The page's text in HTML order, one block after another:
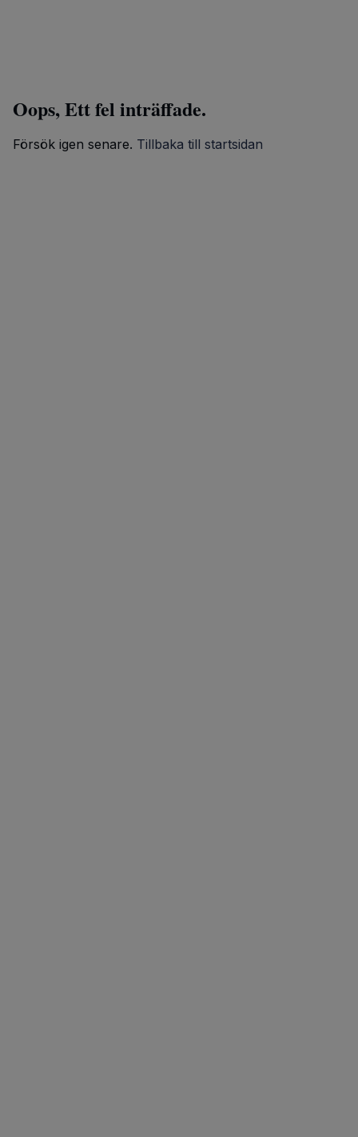
Oops, Ett fel inträffade.
Försök igen senare. Tillbaka till startsidan